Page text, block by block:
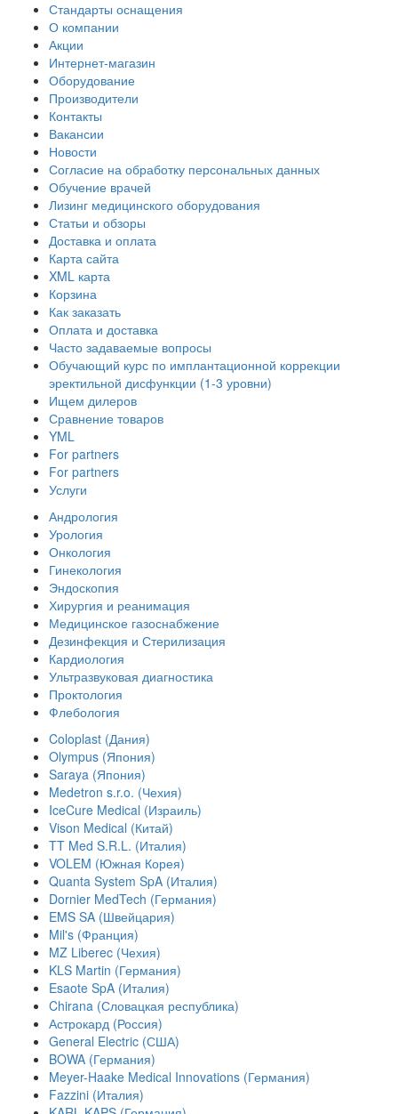
Стандарты оснащения
О компании
Акции
Интернет-магазин
Оборудование
Производители
Контакты
Вакансии
Новости
Согласие на обработку персональных данных
Обучение врачей
Лизинг медицинского оборудования
Статьи и обзоры
Доставка и оплата
Карта сайта
XML карта
Корзина
Как заказать
Оплата и доставка
Часто задаваемые вопросы
Обучающий курс по имплантационной коррекции
эректильной дисфункции (1-3 уровни)
Ищем дилеров
Сравнение товаров
YML
For partners
For partners
Услуги
Андрология
Урология
Онкология
Гинекология
Эндоскопия
Хирургия и реанимация
Медицинское газоснабжение
Дезинфекция и Стерилизация
Кардиология
Ультразвуковая диагностика
Проктология
Флебология
Coloplast (Дания)
Olympus (Япония)
Saraya (Япония)
Medetron s.r.o. (Чехия)
IceCure Medical (Израиль)
Vison Medical (Китай)
TT Med S.R.L. (Италия)
VOLEM (Южная Корея)
Quanta System SpA (Италия)
Dornier MedTech (Германия)
EMS SA (Швейцария)
Mil's (Франция)
MZ Liberec (Чехия)
KLS Martin (Германия)
Esaote SpA (Италия)
Chirana (Словацкая республика)
Астрокард (Россия)
General Electric (США)
BOWA (Германия)
Meyer-Haake Medical Innovations (Германия)
Fazzini (Италия)